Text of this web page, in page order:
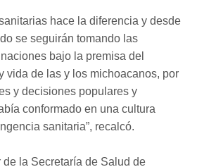
hace la diferencia y desde
se seguirán tomando las
bajo la premisa del
vida de las y los michoacanos, por
y decisiones populares y
conformado en una cultura
sanitaria”, recalcó.
de la Secretaría de Salud de